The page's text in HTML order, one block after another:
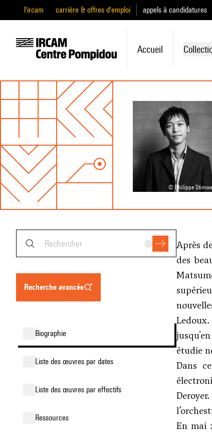
l'ircam carrière & offres d'emploi appels à candidatures
Accueil
© Philippe
recherche avancée
biographie
liste des œuvres par dates
liste des œuvres par effectifs
ressources
Après
des
Ledoux
étudie
Dans
En mai